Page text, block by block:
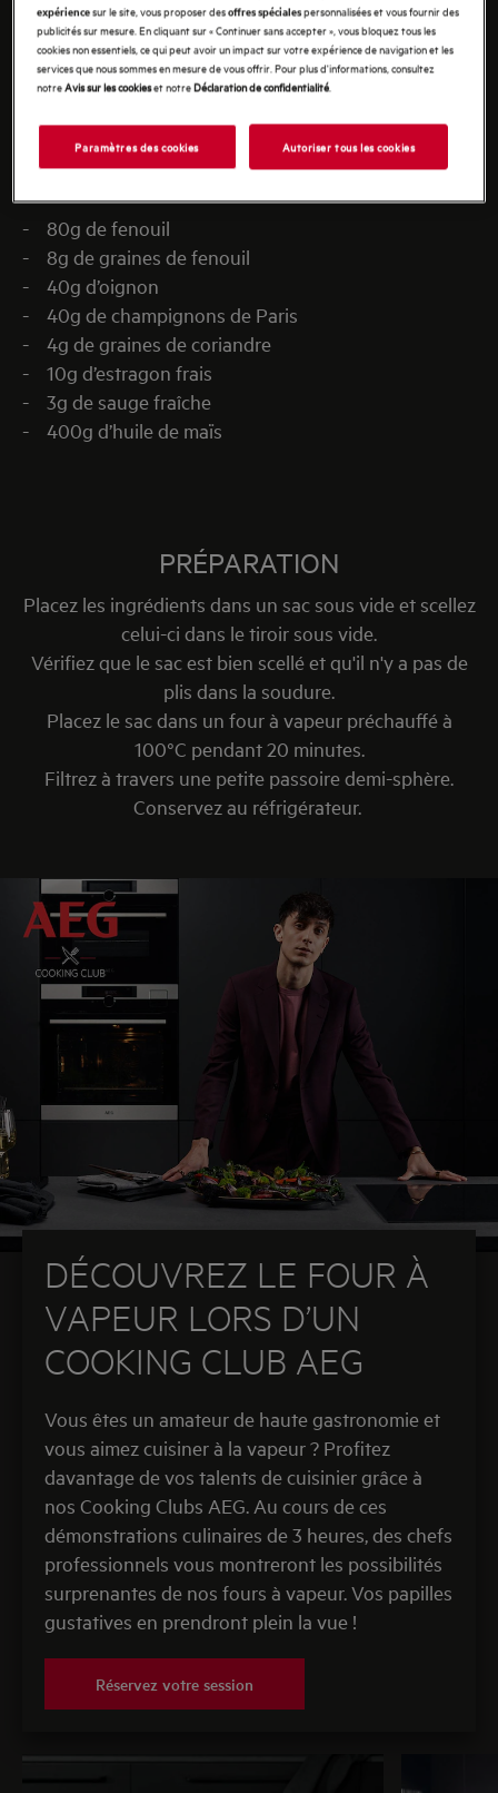
INGRÉDIENTS
- 80g de fenouil
- 8g de graines de fenouil
- 40g d’oignon
- 40g de champignons de Paris
- 4g de graines de coriandre
- 10g d’estragon frais
- 3g de sauge fraîche
- 400g d’huile de maïs
PRÉPARATION
Placez les ingrédients dans un sac sous vide et scellez
celui-ci dans le tiroir sous vide.
Vérifiez que le sac est bien scellé et qu'il n'y a pas de
plis dans la soudure.
Placez le sac dans un four à vapeur préchauffé à
100°C pendant 20 minutes.
Filtrez à travers une petite passoire demi-sphère.
Conservez au réfrigérateur.
DÉCOUVREZ LE FOUR À
VAPEUR LORS D’UN
COOKING CLUB AEG
Vous êtes un amateur de haute gastronomie et
vous aimez cuisiner à la vapeur ? Profitez
davantage de vos talents de cuisinier grâce à
nos Cooking Clubs AEG. Au cours de ces
démonstrations culinaires de 3 heures, des chefs
professionnels vous montreront les possibilités
surprenantes de nos fours à vapeur. Vos papilles
gustatives en prendront plein la vue !
Réservez votre session
expériencesur le site, vous proposer desoffres spécialespersonnalisées et vous fournir des
publicités sur mesure. En cliquant sur « Continuer sans accepter », vous bloquez tous les
cookies non essentiels, ce qui peut avoir un impact sur votre expérience de navigation et les
services que nous sommes en mesure de vous offrir. Pour plus d'informations, consultez
notreAvis sur les cookieset notreDéclaration de confidentialité.
Paramètres des cookies Autoriser tous les cookies